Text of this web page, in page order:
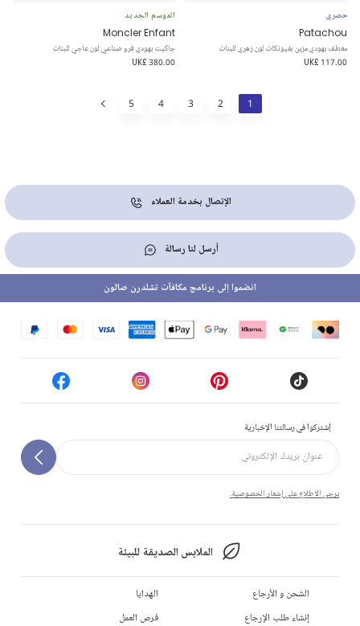
حصري
Patachou
معطف بهودي مزين بفيونكات لون زهري للبنات
UK£ 117.00
الموسم الجديد
Moncler Enfant
جاكيت بهودي فرو صناعي لون عاجي للبنات
UK£ 380.00
1
2
3
4
5
الإتصال بخدمة العملاء
أرسل لنا رسالة
إشتركوا في رسالتنا الإخبارية
يرجى الاطلاع على إشعار الخصوصية.
الملابس الصديقة للبيئة
انضموا إلى برنامج مكافآت تشلدرن صالون
الشحن و الأرجاع
إنشاء طلب الإرجاع
الهدايا
فرص العمل